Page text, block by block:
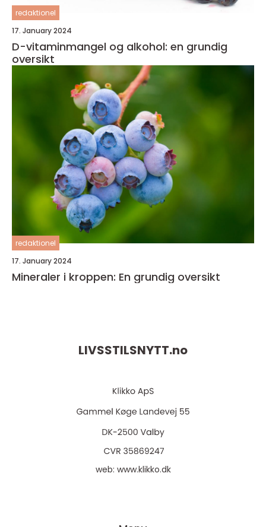
redaktionel
17. January 2024
D-vitaminmangel og alkohol: en grundig
oversikt
redaktionel
17. January 2024
Mineraler i kroppen: En grundig oversikt
LIVSSTILSNYTT.no
web: www.klikko.dk